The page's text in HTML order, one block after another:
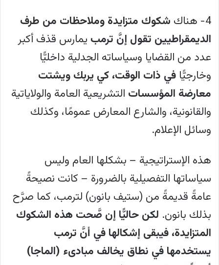
4- هناك
شكوك متزايدة وملاحظات من طرف
الديمقراطيين تقول إنَّ ترمب يمارس قذف أكبر
عدد من القضايا وسياساته الجدلية داخليًّا
وخارجيًّا في ذات الوقت، كي يربك ويشتت
معارضة المؤسسات التشريعية العامة والولاياتية
والقانونية، والشارع المعارض عمومًا، وكذلك
وسائل الإعلام.
هذه الإستراتيجية – بشكلها العام وليس
سياساتها التفصيلية بالضرورة – كانت نصيحةً
عامةً قديمةً من (ستيف بانون) لترمب، كما صرَّح
بذلك بانون. لكن حاليًّا إن صَّحت هذه الشكوك
المتزايدة، فيبقى إشكالها في أنَّ ترمب
يستخدمها في نطاق يخالف مبادىء (الماجا)